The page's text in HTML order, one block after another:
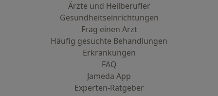
Ärzte und Heilberufler
Gesundheitseinrichtungen
Frag einen Arzt
Häufig gesuchte Behandlungen
Erkrankungen
FAQ
Jameda App
Experten-Ratgeber